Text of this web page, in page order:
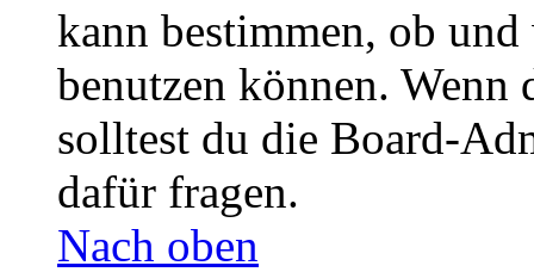
kann bestimmen, ob
benutzen können. Wenn
solltest du die Board-
dafür fragen.
Nach oben